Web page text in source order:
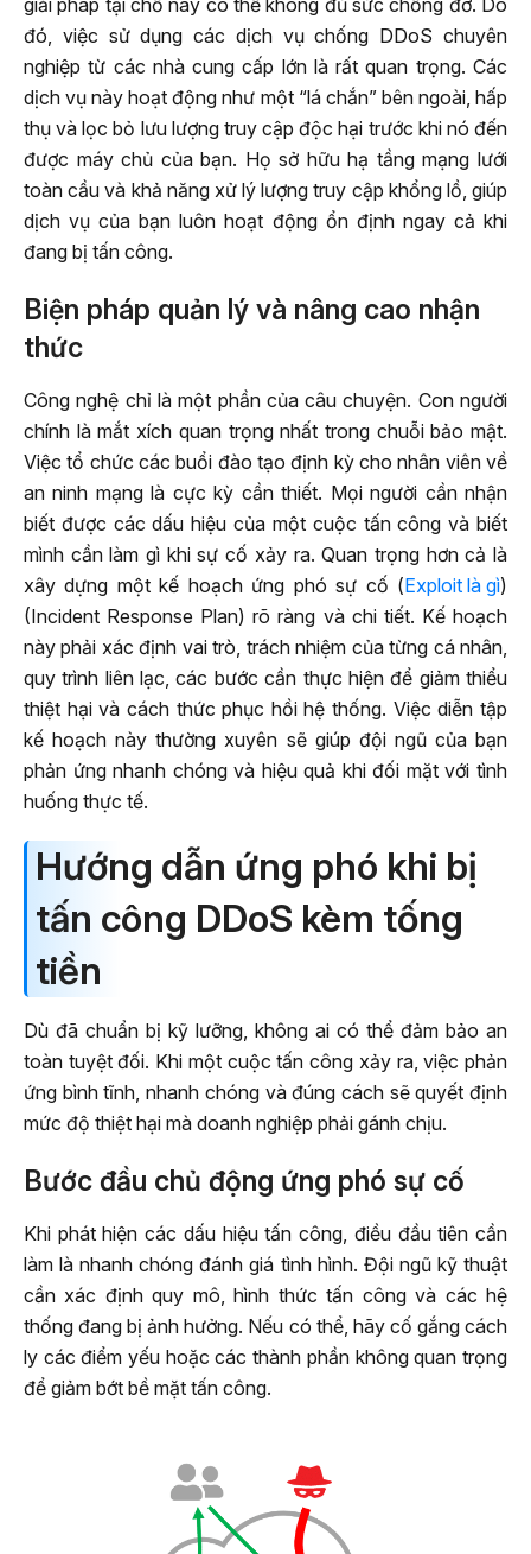
giải pháp tại chỗ này có thể không đủ sức chống đỡ. Do
đó, việc sử dụng các dịch vụ chống DDoS chuyên
nghiệp từ các nhà cung cấp lớn là rất quan trọng. Các
dịch vụ này hoạt động như một “lá chắn” bên ngoài, hấp
thụ và lọc bỏ lưu lượng truy cập độc hại trước khi nó đến
được máy chủ của bạn. Họ sở hữu hạ tầng mạng lưới
toàn cầu và khả năng xử lý lượng truy cập khổng lồ, giúp
dịch vụ của bạn luôn hoạt động ổn định ngay cả khi
đang bị tấn công.
Biện pháp quản lý và nâng cao nhận
thức
Công nghệ chỉ là một phần của câu chuyện. Con người
chính là mắt xích quan trọng nhất trong chuỗi bảo mật.
Việc tổ chức các buổi đào tạo định kỳ cho nhân viên về
an ninh mạng là cực kỳ cần thiết. Mọi người cần nhận
biết được các dấu hiệu của một cuộc tấn công và biết
mình cần làm gì khi sự cố xảy ra. Quan trọng hơn cả là
xây dựng một kế hoạch ứng phó sự cố (Exploit là gì)
(Incident Response Plan) rõ ràng và chi tiết. Kế hoạch
này phải xác định vai trò, trách nhiệm của từng cá nhân,
quy trình liên lạc, các bước cần thực hiện để giảm thiểu
thiệt hại và cách thức phục hồi hệ thống. Việc diễn tập
kế hoạch này thường xuyên sẽ giúp đội ngũ của bạn
phản ứng nhanh chóng và hiệu quả khi đối mặt với tình
huống thực tế.
Hướng dẫn ứng phó khi bị
tấn công DDoS kèm tống
tiền
Dù đã chuẩn bị kỹ lưỡng, không ai có thể đảm bảo an
toàn tuyệt đối. Khi một cuộc tấn công xảy ra, việc phản
ứng bình tĩnh, nhanh chóng và đúng cách sẽ quyết định
mức độ thiệt hại mà doanh nghiệp phải gánh chịu.
Bước đầu chủ động ứng phó sự cố
Khi phát hiện các dấu hiệu tấn công, điều đầu tiên cần
làm là nhanh chóng đánh giá tình hình. Đội ngũ kỹ thuật
cần xác định quy mô, hình thức tấn công và các hệ
thống đang bị ảnh hưởng. Nếu có thể, hãy cố gắng cách
ly các điểm yếu hoặc các thành phần không quan trọng
để giảm bớt bề mặt tấn công.